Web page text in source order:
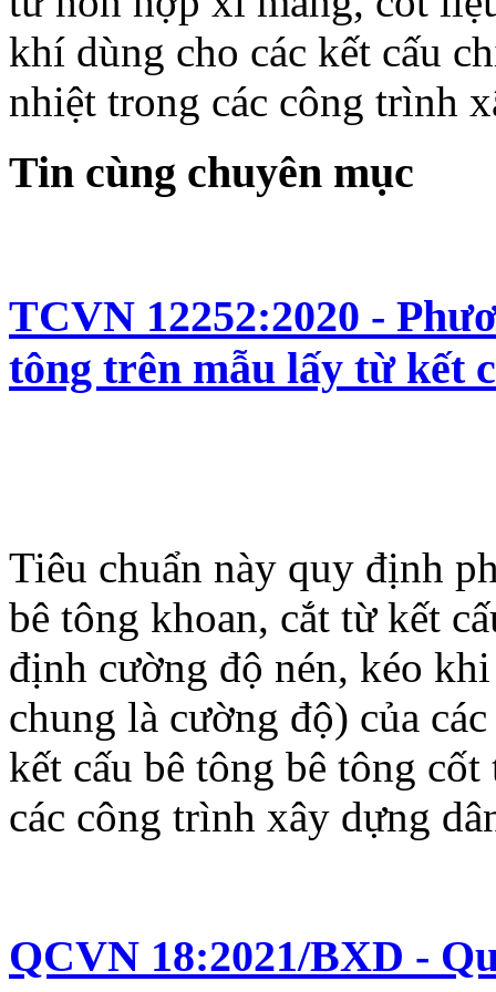
khí dùng cho các kết cấu
nhiệt trong các công trình
Tin cùng chuyên mục
TCVN 12252:2020 -
tông trên mẫu lấy từ kết
Tiêu chuẩn này quy định
bê tông khoan, cắt từ kết
định cường độ nén, kéo
chung là cường độ) của
kết cấu bê tông bê tông
các công trình xây dựng
QCVN 18:2021/BXD -